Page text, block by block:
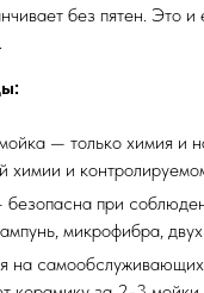
без пятен. Это и
— только химия и
химии и
при
микрофибра,
на самообслуживающих